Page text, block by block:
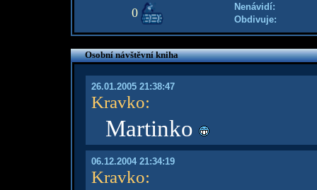
0
Nenávidí:
Obdivuje:
Osobní návštěvní kniha
26.01.2005 21:38:47
Kravko:
Martinko
06.12.2004 21:34:19
Kravko: